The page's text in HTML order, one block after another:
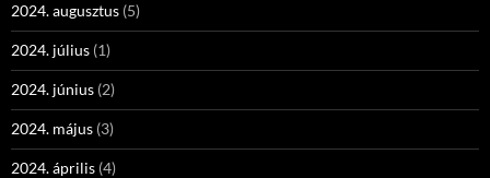
2024. augusztus (5)
2024. július (1)
2024. június (2)
2024. május (3)
2024. április (4)